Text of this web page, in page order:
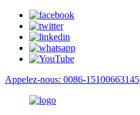
Appelez-nous: 0086-15100663145